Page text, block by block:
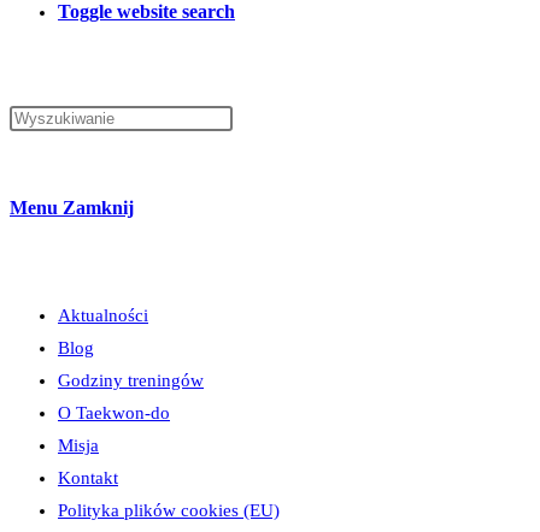
Toggle website search
Menu Zamknij
Aktualności
Blog
Godziny treningów
O Taekwon-do
Misja
Kontakt
Polityka plików cookies (EU)